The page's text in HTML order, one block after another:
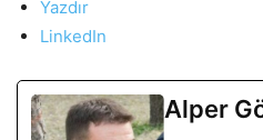
Yazdır
LinkedIn
Alper